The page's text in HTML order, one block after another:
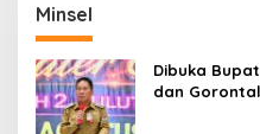
Minsel
Dibuka
dan